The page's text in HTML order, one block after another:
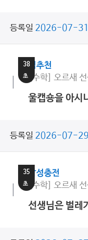
등록일 2026-07-31
38
초
쌤추천
[수학] 오르새
울캡숑을 아시
등록일 2026-07-29
35
초
감성충전
[수학] 오르새
선생님은 벌레